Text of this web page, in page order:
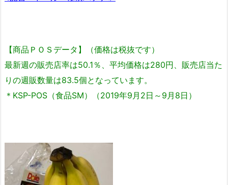
【商品ＰＯＳデータ】（価格は税抜です）
最新週の販売店率は50.1％、平均価格は280円、販売店当た
りの週販数量は83.5個となっています。
＊KSP-POS（食品SM）（2019年9月2日～9月8日）